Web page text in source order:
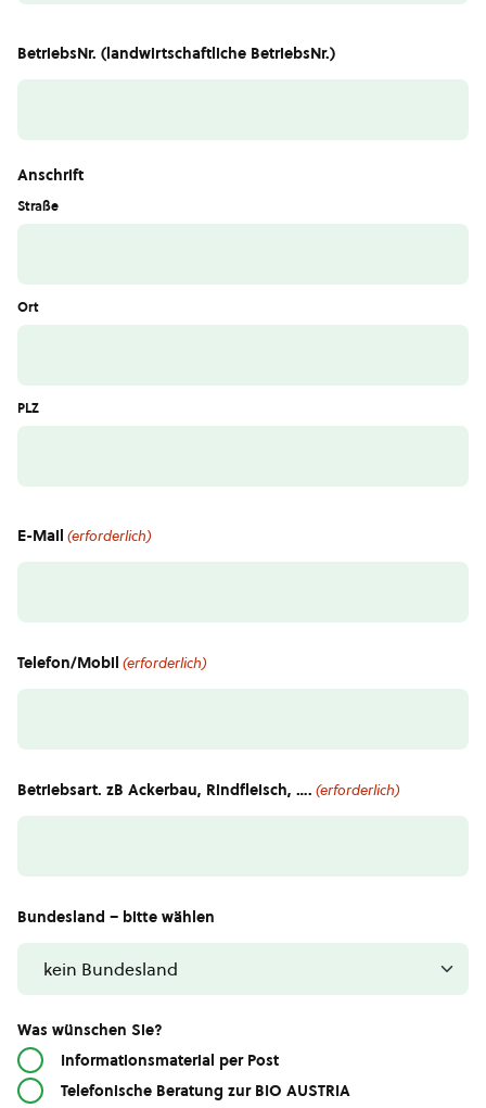
BetriebsNr. (landwirtschaftliche BetriebsNr.)
Anschrift
Straße
Ort
PLZ
E-Mail (erforderlich)
Telefon/Mobil (erforderlich)
Betriebsart. zB Ackerbau, Rindfleisch, …. (erforderlich)
Bundesland – bitte wählen
Was wünschen Sie?
Informationsmaterial per Post
Telefonische Beratung zur BIO AUSTRIA